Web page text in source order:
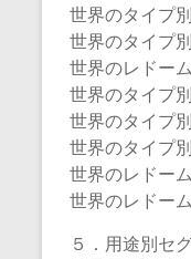
世界のタイプ
世界のタイプ
世界のレドー
世界のタイプ
世界のタイプ
世界のタイプ
世界のレドー
世界のレドー
５．用途別セ